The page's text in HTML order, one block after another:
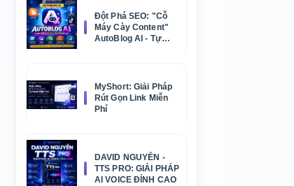
Đột Phá SEO: "Cỗ
Máy Cày Content"
AutoBlog AI - Tự
MyShort: Giải Pháp
Rút Gọn Link Miễn
Phí
DAVID NGUYỄN -
TTS PRO: GIẢI PHÁP
AI VOICE ĐỈNH CAO